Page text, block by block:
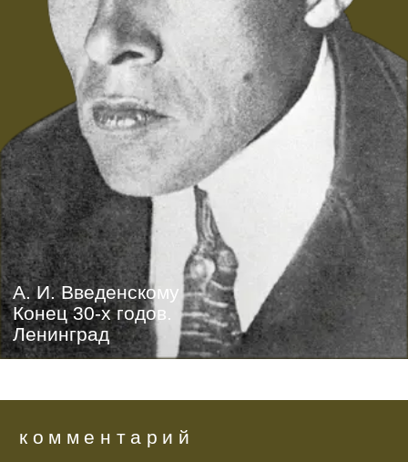
А. И. Введенскому
Конец 30-х годов.
Ленинград
Письмо адресовано Тамаре Александровне
Мейер-Липавской — жене поэта Александра
Введенского, ставшей затем женой писателя
Леонида Липавского, друзей Хармса.
Союз поэтов, где Хармс увидел Мейер-
Липавскую, представляет собой литературное
объединение поэтов разных школ и направлений.
Шурка, благодаря кому Хармс познакомился с
Тамарой Александровной, — Александр Иванович
Введенский — поэт и детский писатель, друг
Хармса.
(Объединение реального искусства), с
Великий экспериментатор, личность, загадочная
во всем, его энергетика оказалась настолько
комментарий